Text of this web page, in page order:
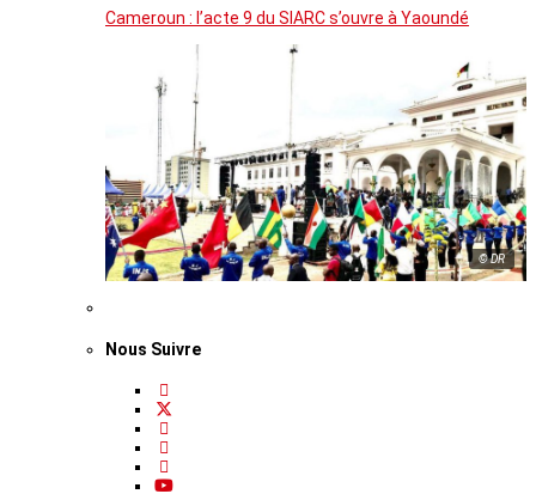
Cameroun : l’acte 9 du SIARC s’ouvre à Yaoundé
© DR
Nous Suivre